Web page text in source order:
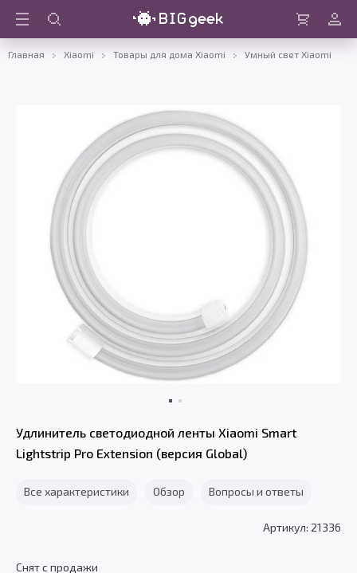
Войти
Главная Xiaomi Товары для дома Xiaomi Умный свет Xiaomi
Удлинитель светодиодной ленты Xiaomi Smart
Lightstrip Pro Extension (версия Global)
Все характеристики Обзор Вопросы и ответы
Артикул: 21336
Снят с продажи